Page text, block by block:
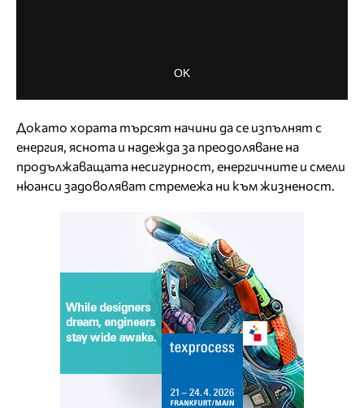
Докато хората търсят начини да се изпълнят с
енергия, яснота и надежда за преодоляване на
продължаващата несигурност, енергичните и смели
нюанси задоволяват стремежа ни към жизненост.